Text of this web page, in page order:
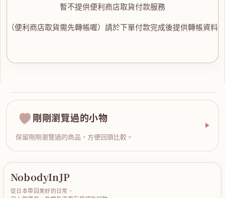
暫不提供便利商店取貨付款服務
（便利商店取貨需先轉帳喔）請於下單付款完成後提供轉帳資料
剛剛瀏覽過的小物
保留剛剛瀏覽過的商品，方便回頭比較。
NobodyInJP
從日本帶回美好的日常，